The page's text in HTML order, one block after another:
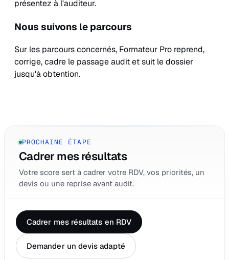
présentez à l'auditeur.
Nous suivons le parcours
Sur les parcours concernés, Formateur Pro reprend,
corrige, cadre le passage audit et suit le dossier
jusqu'à obtention.
PROCHAINE ÉTAPE
Cadrer mes résultats
Votre score sert à cadrer votre RDV, vos priorités, un
devis ou une reprise avant audit.
Cadrer mes résultats en RDV
Demander un devis adapté